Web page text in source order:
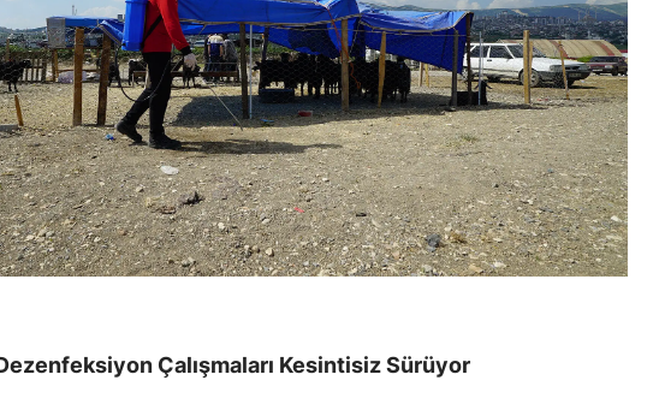
Çalışmaları Kesintisiz Sürüyor